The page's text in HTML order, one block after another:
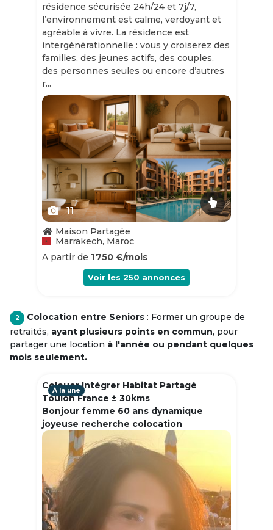
résidence sécurisée 24h/24 et 7j/7,
l’environnement est calme, verdoyant et
agréable à vivre. La résidence est
intergénérationnelle : vous y croiserez des
familles, des jeunes actifs, des couples,
des personnes seules ou encore d’autres
r...
Slide 1 of 11
11
Maison Partagée
Marrakech, Maroc
A partir de 1 750 €/mois
Voir les 250 annonces
2 Colocation entre Seniors : Former un groupe de
retraités, ayant plusieurs points en commun, pour
partager une location à l'année ou pendant quelques
mois seulement.
Colouer Intégrer Habitat Partagé
Toulon France ± 30kms
Bonjour femme 60 ans dynamique
joyeuse recherche colocation
À la une